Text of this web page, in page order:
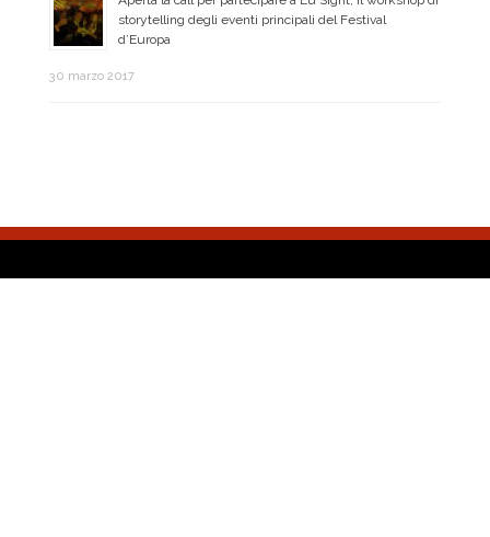
storytelling degli eventi principali del Festival
d’Europa
30 marzo 2017